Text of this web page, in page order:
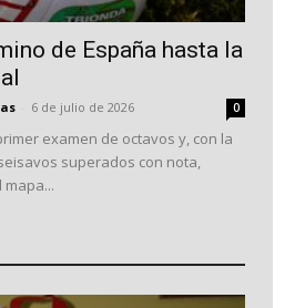
de España hasta la
6 de julio de 2026 0
examen de octavos y, con la
superados con nota,